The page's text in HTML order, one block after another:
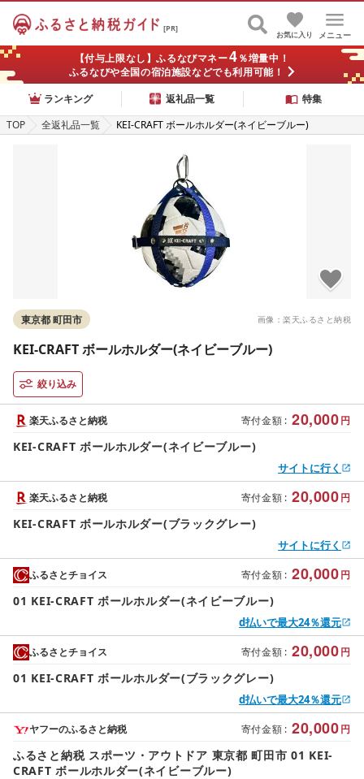
[PR]
メニュー
お気に入り
【付与上限なし】ふるなびマネー4％増量中！
ふるなびや全国の宿泊施設などでも利用可能！
ランキング
返礼品一覧
特集
TOP
全返礼品一覧 KEI-CRAFT ボールホルダー(ネイビーブルー)
画像：楽天ふるさと納税
東京都 町田市
KEI-CRAFT ボールホルダー(ネイビーブルー)
絞り込み
寄付金額 : 20,000円
楽天ふるさと納税
KEI-CRAFT ボールホルダー(ネイビーブルー)
サイトに行く
寄付金額 : 20,000円
楽天ふるさと納税
KEI-CRAFT ボールホルダー(ブラックグレー)
サイトに行く
寄付金額 : 20,000円
ふるさとチョイス
01 KEI-CRAFT ボールホルダー(ネイビーブルー)
d払いで最大24％還元
寄付金額 : 20,000円
ふるさとチョイス
01 KEI-CRAFT ボールホルダー(ブラックグレー)
d払いで最大24％還元
寄付金額 : 20,000円
ヤフーのふるさと納税
ふるさと納税 スポーツ・アウトドア 東京都 町田市 01 KEI-
CRAFT ボールホルダー(ネイビーブルー)